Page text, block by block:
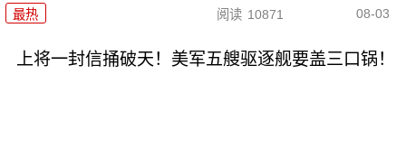
最热 阅读 10871 08-03
上将一封信捅破天！美军五艘驱逐舰要盖三口锅！